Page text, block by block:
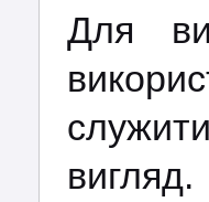
Для